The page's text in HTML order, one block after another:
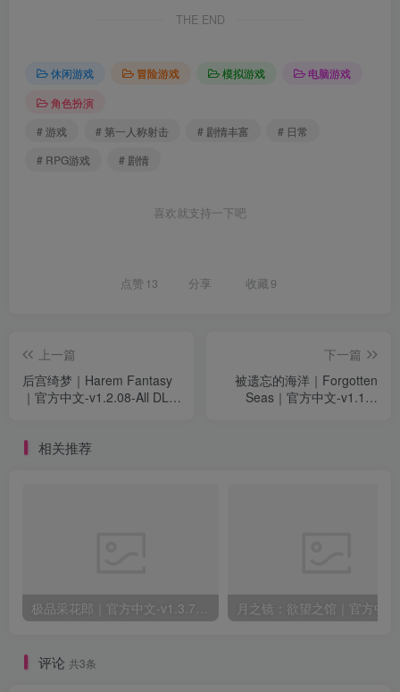
THE END
休闲游戏 冒险游戏 模拟游戏
电脑游戏
角色扮演
# 游戏
# 第一人称射击 # 剧情丰富
# 日常
# RPG游戏
# 剧情
喜欢就支持一下吧
点赞 13 分享 收藏 9
上一篇
后宫绮梦｜Harem Fantasy
｜官方中文-v1.2.08-All DLC
下一篇
被遗忘的海洋｜Forgotten
Seas｜官方中文-v1.1｜
相关推荐
评论 共3条